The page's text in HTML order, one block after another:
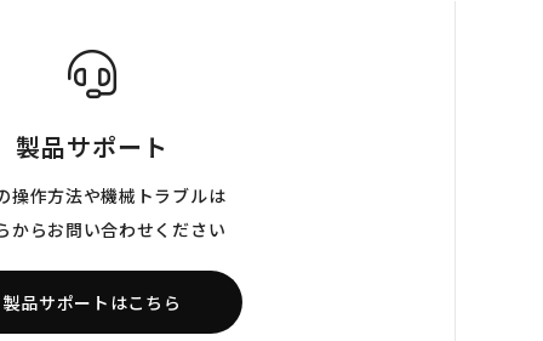
製品サポート
操作方法や機械トラブルは
からお問い合わせください
製品サポートはこちら